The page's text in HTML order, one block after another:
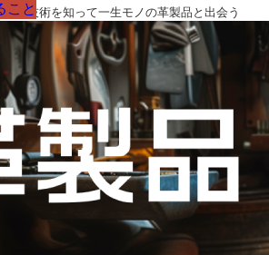
・技術を知って一生モノの革製品と出会う
こと
こと
こと
こと
こと
こと
こと